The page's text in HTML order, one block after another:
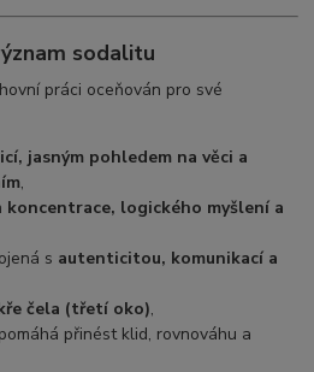
sodalitu
práci oceňován pro své
jasným pohledem na věci a
,
koncentrace, logického myšlení a
s autenticitou, komunikací a
čela (třetí oko),
přinést klid, rovnováhu a